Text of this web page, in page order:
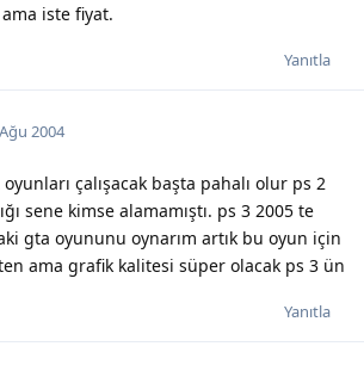
iste fiyat.
Yanıtla
2004
çalışacak başta pahalı olur ps 2
sene kimse alamamıştı. ps 3 2005 te
gta oyununu oynarım artık bu oyun için
ama grafik kalitesi süper olacak ps 3 ün
Yanıtla